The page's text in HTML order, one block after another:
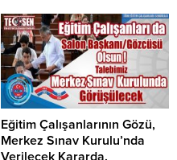
Eğitim Çalışanlarının Gözü,
Merkez Sınav Kurulu’nda
Verilecek Kararda.